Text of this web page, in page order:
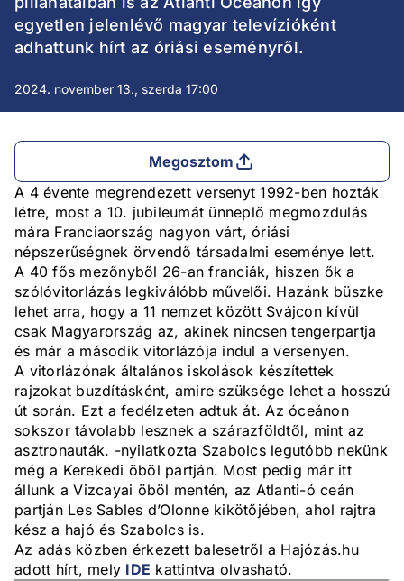
egyetlen jelenlévő magyar televízióként
adhattunk hírt az óriási eseményről.
2024. november 13., szerda 17:00
Megosztom
A 4 évente megrendezett versenyt 1992-ben hozták
létre, most a 10. jubileumát ünneplő megmozdulás
mára Franciaország nagyon várt, óriási
népszerűségnek örvendő társadalmi eseménye lett.
A 40 fős mezőnyből 26-an franciák, hiszen ők a
szólóvitorlázás legkiválóbb művelői. Hazánk büszke
lehet arra, hogy a 11 nemzet között Svájcon kívül
csak Magyarország az, akinek nincsen tengerpartja
és már a második vitorlázója indul a versenyen.
A vitorlázónak általános iskolások készítettek
rajzokat buzdításként, amire szüksége lehet a hosszú
út során. Ezt a fedélzeten adtuk át. Az óceánon
sokszor távolabb lesznek a szárazföldtől, mint az
asztronauták. -nyilatkozta Szabolcs legutóbb nekünk
még a Kerekedi öböl partján. Most pedig már itt
állunk a Vizcayai öböl mentén, az Atlanti-ó ceán
partján Les Sables d’Olonne kikötőjében, ahol rajtra
kész a hajó és Szabolcs is.
Az adás közben érkezett balesetről a Hajózás.hu
adott hírt, mely IDE kattintva olvasható.